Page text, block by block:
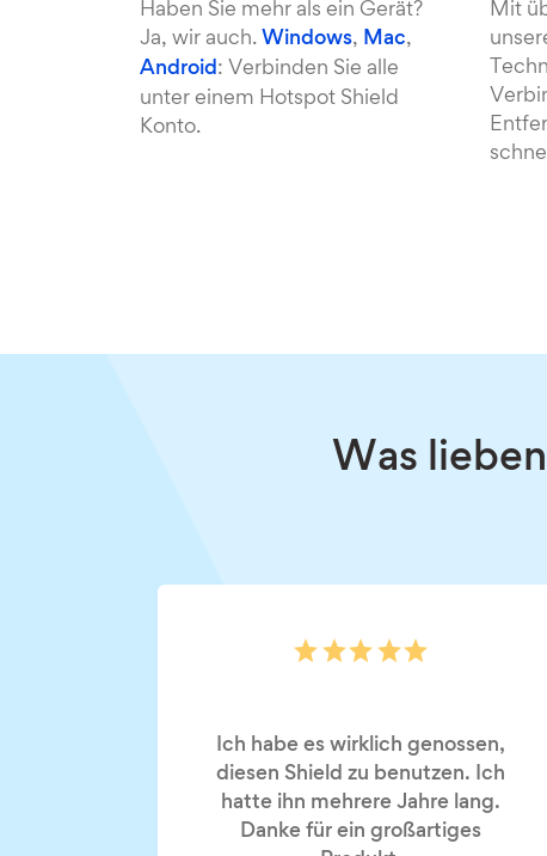
Haben Sie mehr als ein Gerät?
Ja, wir auch. Windows, Mac,
Android : Verbinden Sie alle
unter einem Hotspot Shield
Konto.
Mit
Was
Ich habe es wirklich genossen,
diesen Shield zu benutzen. Ich
hatte ihn mehrere Jahre lang.
Danke für ein großartiges